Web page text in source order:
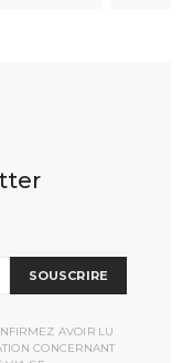
SOUSCRIRE
AVOIR LU
CONCERNANT